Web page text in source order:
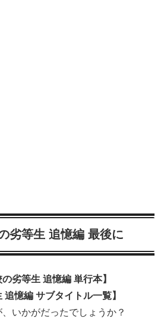
劣等生 追憶編 最後に
の劣等生 追憶編 単行本】
追憶編 サブタイトル一覧】
いかがだったでしょうか？